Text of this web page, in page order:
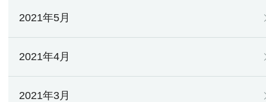
2021年5月
2021年4月
2021年3月